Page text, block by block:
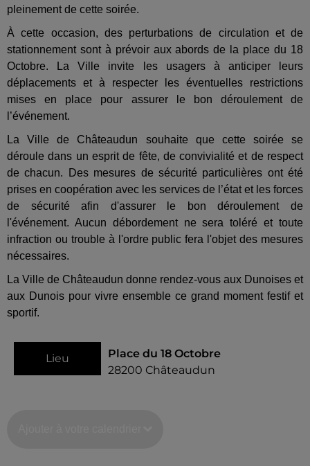
pleinement de cette soirée.
À cette occasion, des perturbations de circulation et de
stationnement sont à prévoir aux abords de la place du 18
Octobre. La Ville invite les usagers à anticiper leurs
déplacements et à respecter les éventuelles restrictions
mises en place pour assurer le bon déroulement de
l’événement.
La Ville de Châteaudun souhaite que cette soirée se
déroule dans un esprit de fête, de convivialité et de respect
de chacun. Des mesures de sécurité particulières ont été
prises en coopération avec les services de l’état et les forces
de sécurité afin d'assurer le bon déroulement de
l'événement. Aucun débordement ne sera toléré et toute
infraction ou trouble à l'ordre public fera l'objet des mesures
nécessaires.
La Ville de Châteaudun donne rendez-vous aux Dunoises et
aux Dunois pour vivre ensemble ce grand moment festif et
sportif.
Lieu
Place du 18 Octobre
28200 Châteaudun